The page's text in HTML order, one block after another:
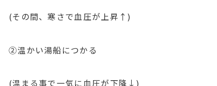
(その間、寒さで血圧が上昇↑)
②温かい湯船につかる
(温まる事で一気に血圧が下降↓)